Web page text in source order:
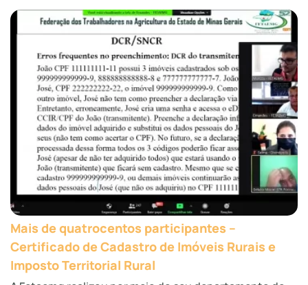
Mais de quatrocentos participantes –
Certificado de Cadastro de Imóveis Rurais e
Imposto Territorial Rural